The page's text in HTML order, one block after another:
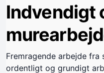
Indvendigt
Fremragende arbejde
ordentligt og grundigt